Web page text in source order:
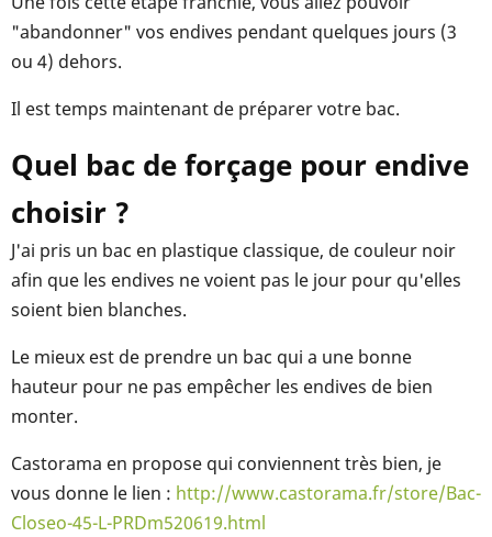
"abandonner" vos endives pendant quelques jours (3
ou 4) dehors.
Il est temps maintenant de préparer votre bac.
Quel bac de forçage pour endive
choisir ?
J'ai pris un bac en plastique classique, de couleur noir
afin que les endives ne voient pas le jour pour qu'elles
soient bien blanches.
Le mieux est de prendre un bac qui a une bonne
hauteur pour ne pas empêcher les endives de bien
monter.
Castorama en propose qui conviennent très bien, je
vous donne le lien : http://www.castorama.fr/store/Bac-
Closeo-45-L-PRDm520619.html